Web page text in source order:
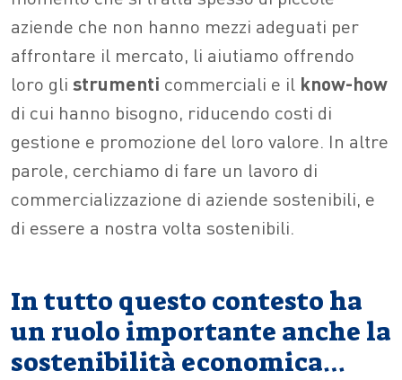
aziende che non hanno mezzi adeguati per
affrontare il mercato, li aiutiamo offrendo
loro gli strumenti commerciali e il know-how
di cui hanno bisogno, riducendo costi di
gestione e promozione del loro valore. In altre
parole, cerchiamo di fare un lavoro di
commercializzazione di aziende sostenibili, e
di essere a nostra volta sostenibili.
In tutto questo contesto ha
un ruolo importante anche la
sostenibilità economica…